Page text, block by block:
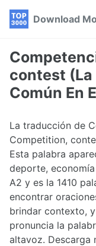
Skip
navigation
Skip
Skip
Download
contest (La
Común En
La traducción de
Competition,
Esta palabra
deporte,
A2 y es la 1410
encontrar
brindar contexto,
pronuncia la
altavoz. Descarga